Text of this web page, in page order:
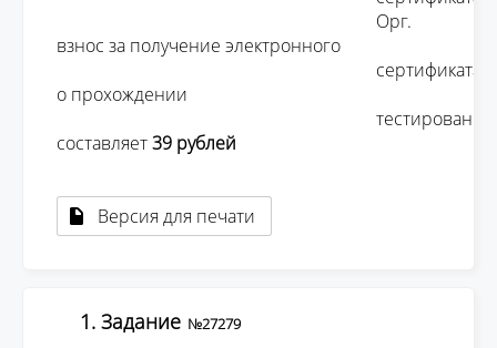
взнос за получение электронного
о прохождении
составляет 39 рублей
Версия для печати
1. Задание №27279